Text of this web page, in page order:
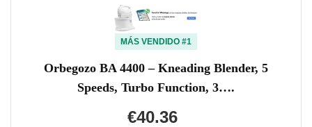
MÁS VENDIDO #1
Orbegozo BA 4400 – Kneading Blender, 5
Speeds, Turbo Function, 3….
€40.36